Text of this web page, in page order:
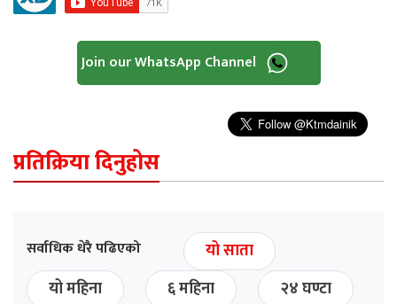
Join our WhatsApp Channel
प्रतिक्रिया दिनुहोस
सर्वाधिक धेरै पढिएको
यो साता
यो महिना
६ महिना २४ घण्टा